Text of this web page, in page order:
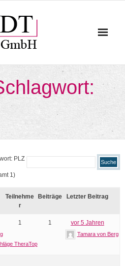
PLZ
1)
Teilnehme
r
Beiträge Letzter Beitrag
TheraTop
1 1 vor 5 Jahren
Tamara von Berg